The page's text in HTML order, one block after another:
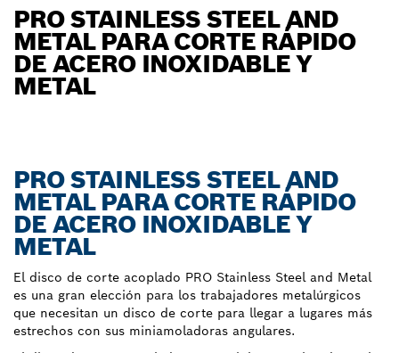
PRO STAINLESS STEEL AND
METAL PARA CORTE RÁPIDO
DE ACERO INOXIDABLE Y
METAL
PRO STAINLESS STEEL AND
METAL PARA CORTE RÁPIDO
DE ACERO INOXIDABLE Y
METAL
El disco de corte acoplado PRO Stainless Steel and Metal
es una gran elección para los trabajadores metalúrgicos
que necesitan un disco de corte para llegar a lugares más
estrechos con sus miniamoladoras angulares.